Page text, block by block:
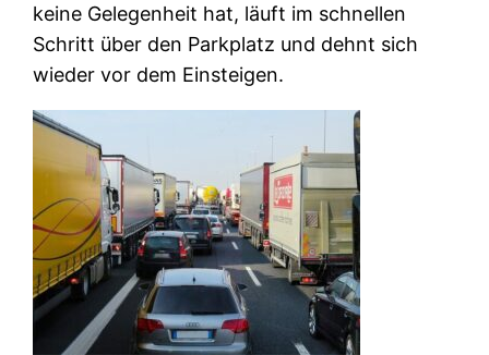
keine Gelegenheit hat, läuft im schnellen
Schritt über den Parkplatz und dehnt sich
wieder vor dem Einsteigen.